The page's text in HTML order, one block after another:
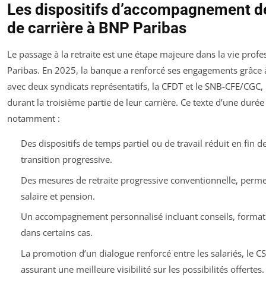
Les dispositifs d’accompagnement
de carrière à BNP Paribas
Le passage à la retraite est une étape majeure dans la vie
Paribas. En 2025, la banque a renforcé ses engagements
avec deux syndicats représentatifs, la CFDT et le SNB-CFE/
durant la troisième partie de leur carrière. Ce texte d’une
notamment :
Des dispositifs de temps partiel ou de travail réduit en fin
transition progressive.
Des mesures de retraite progressive conventionnelle,
salaire et pension.
Un accompagnement personnalisé incluant conseils,
dans certains cas.
La promotion d’un dialogue renforcé entre les salariés, le
assurant une meilleure visibilité sur les possibilités offertes.